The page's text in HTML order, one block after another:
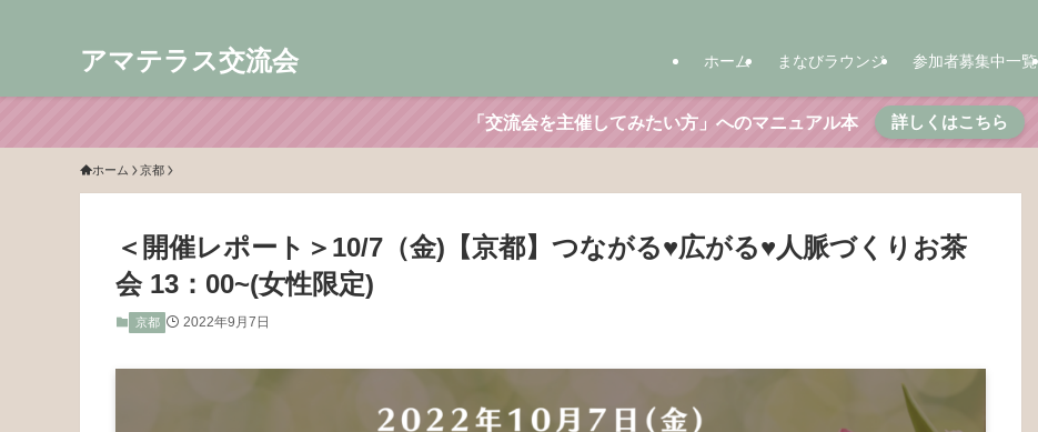
アマテラス交流会 ホーム まなびラウンジ 参加者募集中一覧
「交流会を主催してみたい方」へのマニュアル本 詳しくはこちら
ホーム 京都
＜開催レポート＞10/7（金)【京都】つながる♥広がる♥人脈づくりお茶
会 13：00~(女性限定)
京都 2022年9月7日